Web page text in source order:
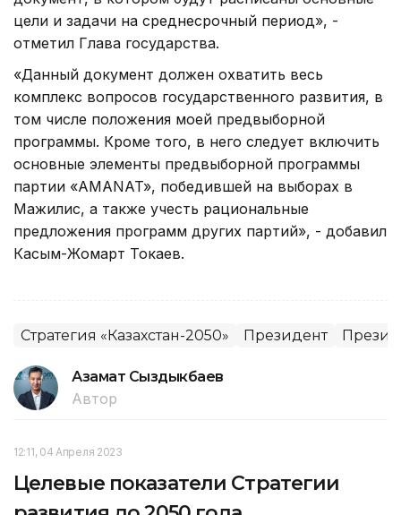
цели и задачи на среднесрочный период», -
отметил Глава государства.
«Данный документ должен охватить весь
комплекс вопросов государственного развития, в
том числе положения моей предвыборной
программы. Кроме того, в него следует включить
основные элементы предвыборной программы
партии «АMANAT», победившей на выборах в
Мажилис, а также учесть рациональные
предложения программ других партий», - добавил
Касым-Жомарт Токаев.
Стратегия «Казахстан-2050» Президент
Азамат Сыздыкбаев
Автор
12:11, 04 Апреля 2023
Целевые показатели Стратегии